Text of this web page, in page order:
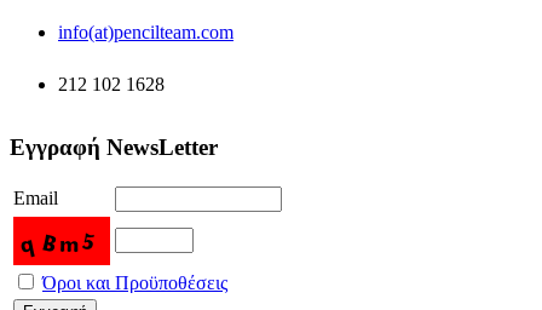
info(at)pencilteam.com
212 102 1628
Εγγραφή NewsLetter
Email
Όροι και Προϋποθέσεις